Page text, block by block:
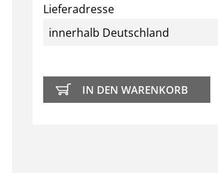
Lieferadresse